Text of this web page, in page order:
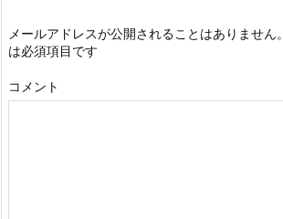
メールアドレスが公開されることはありません。
は必須項目です
コメント